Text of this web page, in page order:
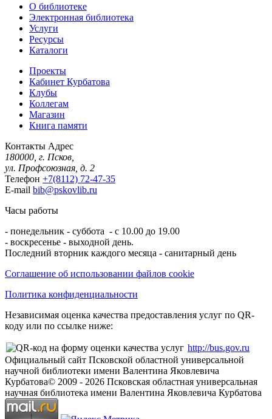
О библиотеке
Электронная библиотека
Услуги
Ресурсы
Каталоги
Проекты
Кабинет Курбатова
Клубы
Коллегам
Магазин
Книга памяти
Контакты Адрес
180000, г. Псков,
ул. Профсоюзная, д. 2
Телефон +7(8112) 72-47-35
E-mail bib@pskovlib.ru
Часы работы
- понедельник - суббота - с 10.00 до 19.00
- воскресенье - выходной день.
Последний вторник каждого месяца - санитарный день
Соглашение об использовании файлов cookie
Политика конфиденциальности
Независимая оценка качества предоставления услуг по QR-
коду или по ссылке ниже:
http://bus.gov.ru
Официальный сайт Псковской областной универсальной
научной библиотеки имени Валентина Яковлевича
Курбатова© 2009 - 2026 Псковская областная универсальная
научная библиотека имени Валентина Яковлевича Курбатова